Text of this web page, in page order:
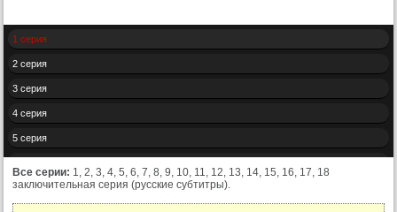
1 серия
2 серия
3 серия
4 серия
5 серия
7 серия
Все серии: 1, 2, 3, 4, 5, 6, 7, 8, 9, 10, 11, 12, 13, 14, 15, 16, 17, 18
заключительная серия (русские субтитры).